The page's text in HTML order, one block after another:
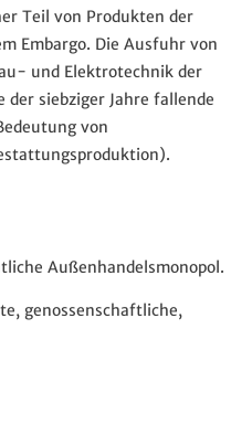
Teil von Produkten der
Embargo. Die Ausfuhr von
und Elektrotechnik der
der siebziger Jahre fallende
von
Außenhandelsmonopol.
genossenschaftliche,